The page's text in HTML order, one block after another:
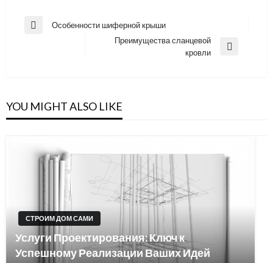
Навигация
Previous
Особенности шиферной крыши
Преимущества сланцевой
кровли
YOU MIGHT ALSO LIKE
СТРОИМ ДОМ САМИ
Услуги Проектирования: Ключ к
Успешному Реализации Ваших Идей